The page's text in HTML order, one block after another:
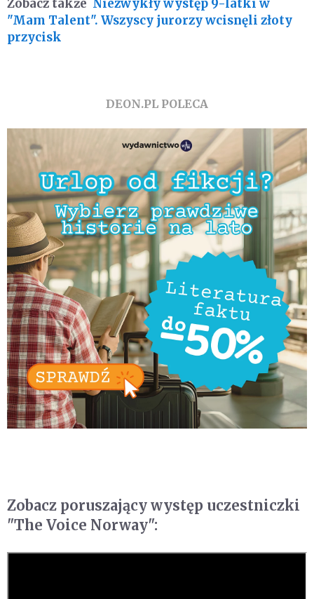
Zobacz także Niezwykły występ 9-latki w
"Mam Talent". Wszyscy jurorzy wcisnęli złoty
przycisk
DEON.PL POLECA
Zobacz poruszający występ uczestniczki
"The Voice Norway":